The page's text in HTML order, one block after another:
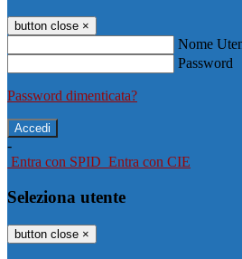
button close ×
Nome
Password
Password dimenticata?
-
Entra con SPID Entra con CIE
Seleziona utente
button close ×